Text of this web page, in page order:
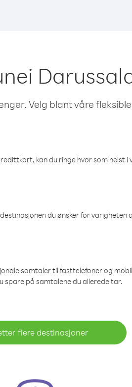
Velg blant våre
kan du ringe hvor som helst i
du ønsker for varigheten
samtaler til fasttelefoner og
spare på samtalene du allerede tar.
flere destinasjoner